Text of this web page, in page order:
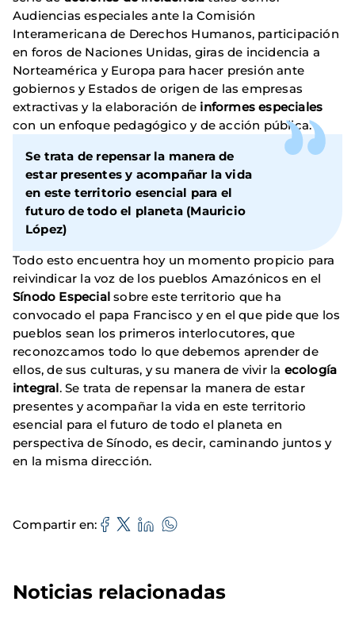
Audiencias especiales ante la Comisión
Interamericana de Derechos Humanos, participación
en foros de Naciones Unidas, giras de incidencia a
Norteamérica y Europa para hacer presión ante
gobiernos y Estados de origen de las empresas
extractivas y la elaboración de informes especiales
con un enfoque pedagógico y de acción pública.
Se trata de repensar la manera de
estar presentes y acompañar la vida
en este territorio esencial para el
futuro de todo el planeta (Mauricio
López)
Todo esto encuentra hoy un momento propicio para
reivindicar la voz de los pueblos Amazónicos en el
Sínodo Especial sobre este territorio que ha
convocado el papa Francisco y en el que pide que los
pueblos sean los primeros interlocutores, que
reconozcamos todo lo que debemos aprender de
ellos, de sus culturas, y su manera de vivir la ecología
integral. Se trata de repensar la manera de estar
presentes y acompañar la vida en este territorio
esencial para el futuro de todo el planeta en
perspectiva de Sínodo, es decir, caminando juntos y
en la misma dirección.
Compartir en
Noticias relacionadas